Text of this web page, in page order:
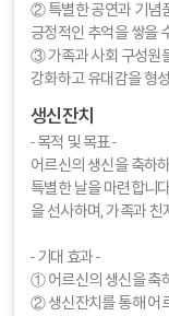
② 특별한 공연과 기념
긍정적인 추억을 쌓을
③ 가족과 사회 구성원
강화하고 유대감을 형
생신잔치
- 목적 및 목표 -
어르신의 생신을 축하
특별한 날을 마련합니
을 선사하며, 가족과
- 기대 효과 -
① 어르신의 생신을 축
② 생신잔치를 통해 어